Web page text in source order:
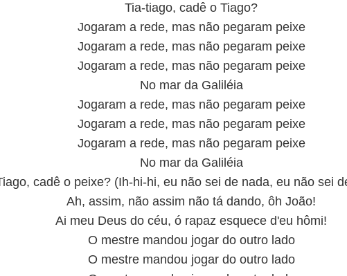
Tia-tiago, cadê o Tiago?
Jogaram a rede, mas não pegaram peixe
Jogaram a rede, mas não pegaram peixe
Jogaram a rede, mas não pegaram peixe
No mar da Galiléia
Jogaram a rede, mas não pegaram peixe
Jogaram a rede, mas não pegaram peixe
Jogaram a rede, mas não pegaram peixe
No mar da Galiléia
cadê o peixe? (Ih-hi-hi, eu não sei de nada, eu não sei
Ah, assim, não assim não tá dando, ôh João!
Ai meu Deus do céu, ó rapaz esquece d'eu hômi!
O mestre mandou jogar do outro lado
O mestre mandou jogar do outro lado